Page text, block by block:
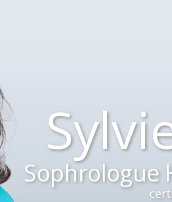
Sophrologue